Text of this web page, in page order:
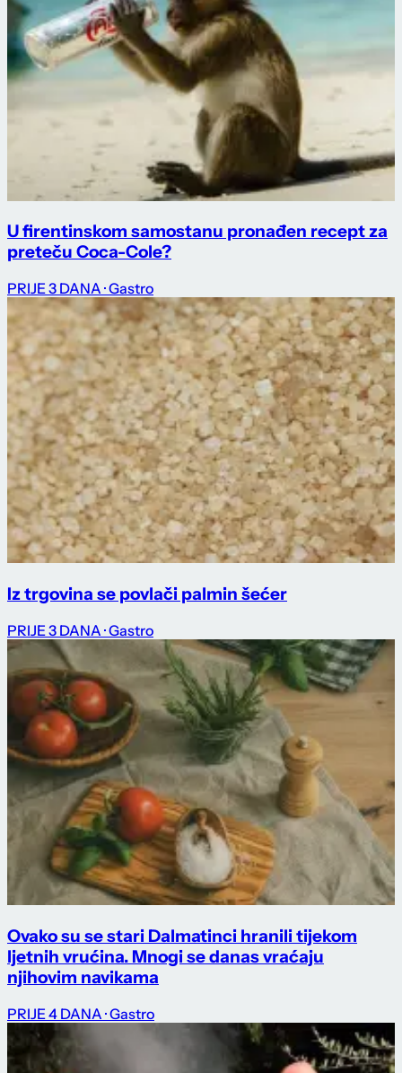
U firentinskom samostanu pronađen recept za
preteču Coca-Cole?
PRIJE 3 DANA · Gastro
Iz trgovina se povlači palmin šećer
PRIJE 3 DANA · Gastro
Ovako su se stari Dalmatinci hranili tijekom
ljetnih vrućina. Mnogi se danas vraćaju
njihovim navikama
PRIJE 4 DANA · Gastro